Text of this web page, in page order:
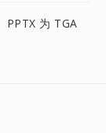
PPTX 为 TGA